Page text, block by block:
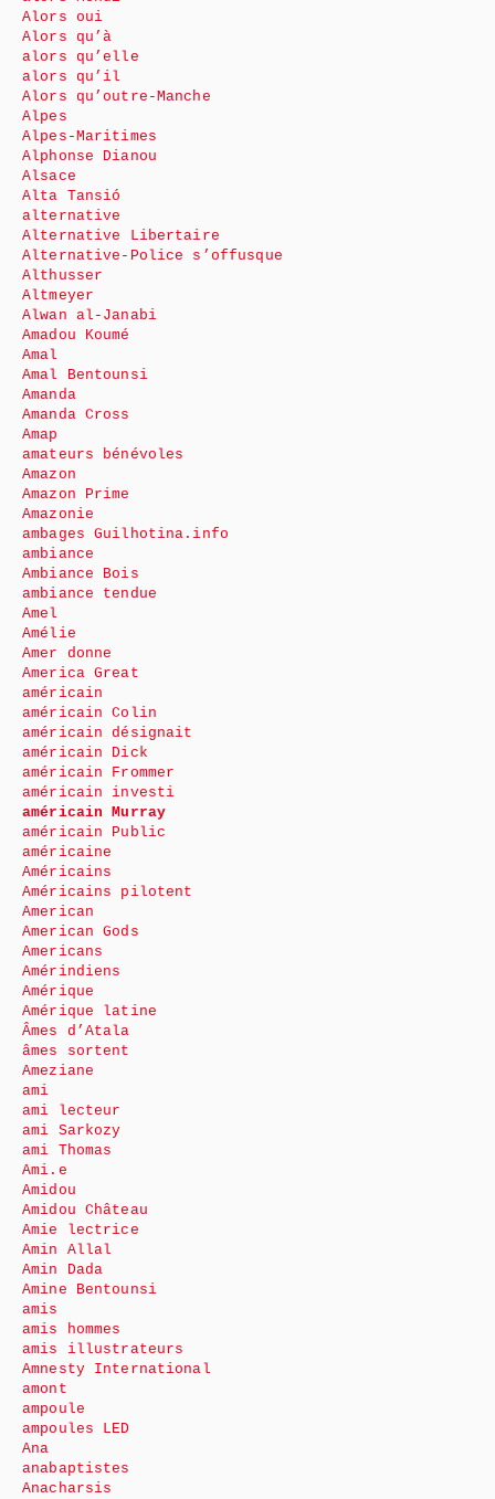
Alors oui
Alors qu’à
alors qu’elle
alors qu’il
Alors qu’outre-Manche
Alpes
Alpes-Maritimes
Alphonse Dianou
Alsace
Alta Tansió
alternative
Alternative Libertaire
Alternative-Police s’offusque
Althusser
Altmeyer
Alwan al-Janabi
Amadou Koumé
Amal
Amal Bentounsi
Amanda
Amanda Cross
Amap
amateurs bénévoles
Amazon
Amazon Prime
Amazonie
ambages Guilhotina.info
ambiance
Ambiance Bois
ambiance tendue
Amel
Amélie
Amer donne
America Great
américain
américain Colin
américain désignait
américain Dick
américain Frommer
américain investi
américain Murray
américain Public
américaine
Américains
Américains pilotent
American
American Gods
Americans
Amérindiens
Amérique
Amérique latine
Âmes d’Atala
âmes sortent
Ameziane
ami
ami lecteur
ami Sarkozy
ami Thomas
Ami.e
Amidou
Amidou Château
Amie lectrice
Amin Allal
Amin Dada
Amine Bentounsi
amis
amis hommes
amis illustrateurs
Amnesty International
amont
ampoule
ampoules LED
Ana
anabaptistes
Anacharsis